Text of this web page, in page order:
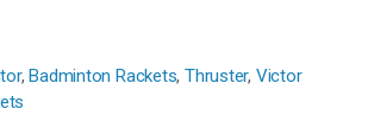
,Badminton Rackets,Thruster, Victor